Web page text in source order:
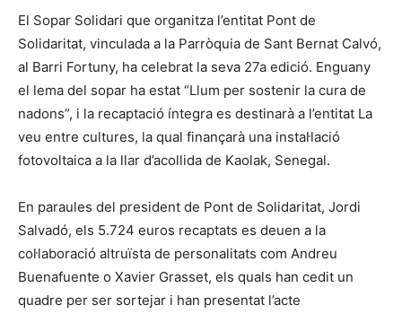
El Sopar Solidari que organitza l’entitat Pont de
Solidaritat, vinculada a la Parròquia de Sant Bernat Calvó,
al Barri Fortuny, ha celebrat la seva 27a edició. Enguany
el lema del sopar ha estat “Llum per sostenir la cura de
nadons”, i la recaptació íntegra es destinarà a l’entitat La
veu entre cultures, la qual finançarà una instal·lació
fotovoltaica a la llar d’acollida de Kaolak, Senegal.
En paraules del president de Pont de Solidaritat, Jordi
Salvadó, els 5.724 euros recaptats es deuen a la
col·laboració altruïsta de personalitats com Andreu
Buenafuente o Xavier Grasset, els quals han cedit un
quadre per ser sortejar i han presentat l’acte